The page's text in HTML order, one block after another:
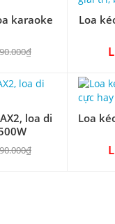
karaoke
Loa
loa di
Loa